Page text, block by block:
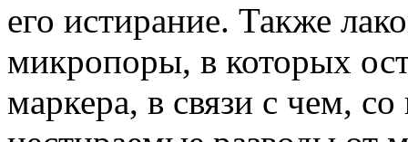
его истирание. Также
микропоры, в которых
маркера, в связи с чем,